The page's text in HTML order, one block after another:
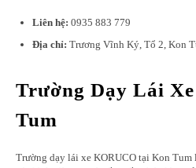
Liên hệ: 0935 883 779
Địa chỉ: Trương Vĩnh Ký, Tổ 2, Kon
Trường Dạy Lái
Tum
Trường dạy lái xe KORUCO tại Kon